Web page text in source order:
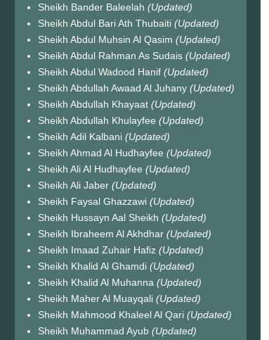
Sheikh Bander Baleelah (Updated)
Sheikh Abdul Bari Ath Thubaiti (Updated)
Sheikh Abdul Muhsin Al Qasim (Updated)
Sheikh Abdul Rahman As Sudais (Updated)
Sheikh Abdul Wadood Hanif (Updated)
Sheikh Abdullah Awaad Al Juhany (Updated)
Sheikh Abdullah Khayaat (Updated)
Sheikh Abdullah Khulayfee (Updated)
Sheikh Adil Kalbani (Updated)
Sheikh Ahmad Al Hudhayfee (Updated)
Sheikh Ali Al Hudhayfee (Updated)
Sheikh Ali Jaber (Updated)
Sheikh Faysal Ghazzawi (Updated)
Sheikh Hussayn Aal Sheikh (Updated)
Sheikh Ibraheem Al Akhdhar (Updated)
Sheikh Imaad Zuhair Hafiz (Updated)
Sheikh Khalid Al Ghamdi (Updated)
Sheikh Khalid Al Muhanna (Updated)
Sheikh Maher Al Muayqali (Updated)
Sheikh Mahmood Khaleel Al Qari (Updated)
Sheikh Muhammad Ayub (Updated)